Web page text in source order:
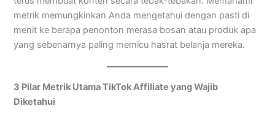
metrik memungkinkan Anda mengetahui dengan pasti di
menit ke berapa penonton merasa bosan atau produk apa
yang sebenarnya paling memicu hasrat belanja mereka.
3 Pilar Metrik Utama TikTok Affiliate yang Wajib
Diketahui